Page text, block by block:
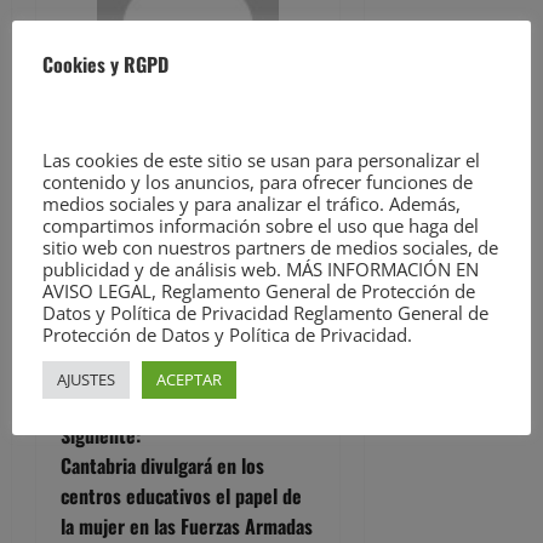
Ver todas las
Facebook
Twitter
Meneame
WhatsApp
Email
Compartir
N
a
v
e
g
Anterior:
La Policía Nacional detiene «in
fraganti» a un hombre por un
delito de robo con fuerza en un
establecimiento
Siguiente:
Cantabria divulgará en los
centros educativos el papel de
la mujer en las Fuerzas Armadas
Cookies y RGPD
Las cookies de este sitio se usan para personalizar el
contenido y los anuncios, para ofrecer funciones de
medios sociales y para analizar el tráfico. Además,
compartimos información sobre el uso que haga del
sitio web con nuestros partners de medios sociales, de
publicidad y de análisis web. MÁS INFORMACIÓN EN
AVISO LEGAL, Reglamento General de Protección de
Datos y Política de Privacidad Reglamento General de
Protección de Datos y Política de Privacidad.
AJUSTES ACEPTAR